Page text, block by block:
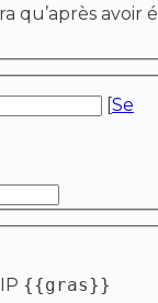
qu’après avoir
Se
{{gras}}